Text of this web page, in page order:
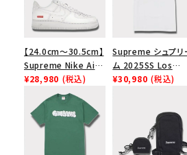
【24.0cm～30.5cm】
Supreme Nike Air
Force 1 Low シュプ
リーム ナイキエアフォ
ース１スニーカー シ
ューズ ホワイト
¥28,980 (税込)
Supreme シュプリ
ム 2025SS Los
Angeles Fire
スロゴTシャツ ホワ
¥30,980 (税込)